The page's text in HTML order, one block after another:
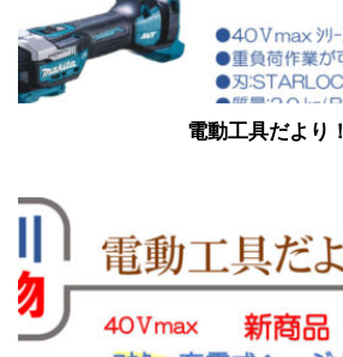
電動工具だより！